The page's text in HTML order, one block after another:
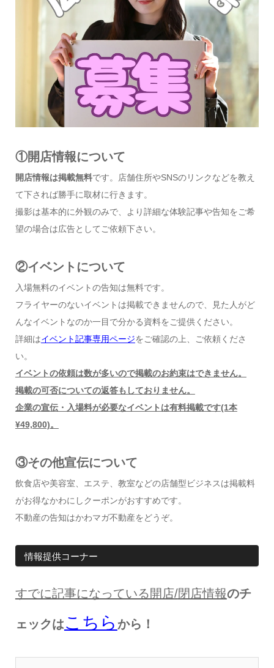
①開店情報について
開店情報は掲載無料です。店舗住所やSNSのリンクなどを教え
て下されば勝手に取材に行きます。
撮影は基本的に外観のみで、より詳細な体験記事や告知をご希
望の場合は広告としてご依頼下さい。
②イベントについて
入場無料のイベントの告知は無料です。
フライヤーのないイベントは掲載できませんので、見た人がど
んなイベントなのか一目で分かる資料をご提供ください。
詳細はイベント記事専用ページをご確認の上、ご依頼くださ
い。
イベントの依頼は数が多いので掲載のお約束はできません。
掲載の可否についての返答もしておりません。
企業の宣伝・入場料が必要なイベントは有料掲載です(1本
¥49,800)。
③その他宣伝について
飲食店や美容室、エステ、教室などの店舗型ビジネスは掲載料
がお得なかわにしクーポンがおすすめです。
不動産の告知はかわマガ不動産をどうぞ。
情報提供コーナー
すでに記事になっている開店/閉店情報のチ
ェックはこちら から！